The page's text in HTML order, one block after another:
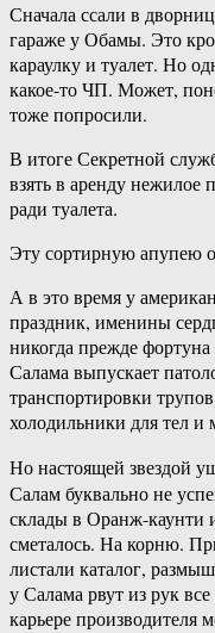
Сначала ссали в
гараже у Обамы. Это
караулку и туалет. Но
какое-то ЧП. Может,
тоже попросили.
В итоге Секретной
взять в аренду
ради туалета.
Эту сортирную апупею
А в это время у
праздник, именины
никогда прежде
Салама выпускает
транспортировки
холодильники для тел и
Но настоящей звездой
Салам буквально не
склады в Оранж-
сметалось. На корню.
листали каталог,
у Салама рвут из рук
карьере производителя